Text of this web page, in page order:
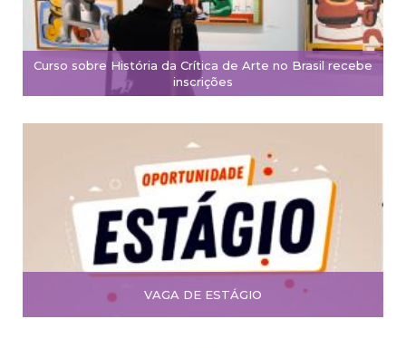
Curso sobre História da Crítica de Arte no Brasil recebe
inscrições
VAGA DE ESTÁGIO